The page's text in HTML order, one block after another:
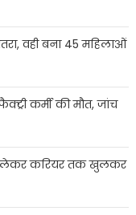
वही बना 45 महिलाओं
कर्मी की मौत, जांच
लेकर करियर तक खुलकर